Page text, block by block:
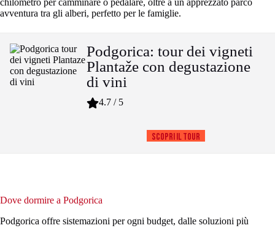
avventura tra gli alberi, perfetto per le famiglie.
Podgorica: tour dei vigneti
Plantaže con degustazione
di vini
4.7 / 5
Scopri il tour
Dove dormire a Podgorica
Podgorica offre sistemazioni per ogni budget, dalle soluzioni più